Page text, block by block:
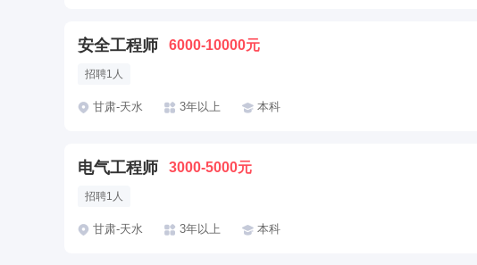
安全工程师 6000-10000元
招聘1人
甘肃-天水 3年以上 本科
电气工程师 3000-5000元
招聘1人
甘肃-天水 3年以上 本科